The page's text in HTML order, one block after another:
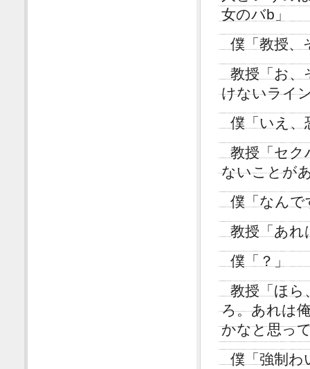
女のバb」
僕「教授、
教授「お、
けないライ
僕「いえ、
教授「セク
ないことが
僕「なんで
教授「あれ
僕「？」
教授「ほら
ろ。あれは
かなと思っ
僕「強制わ